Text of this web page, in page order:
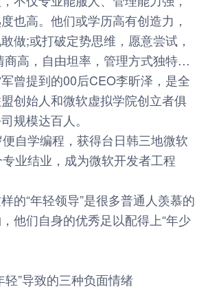
也高。他们或学历高有创造力，
做;或打破定势思维，愿意尝试，
商高，自由坦率，管理方式独特…
提到的00后CEO李昕泽，是全
创始人和微软虚拟学院创立者俱
规模达百人。
学编程，获得台日韩三地微软
业结业，成为微软开发者工程
“年轻领导”是很多普通人羡慕的
他们自身的优秀足以配得上“年少
轻”导致的三种负面情绪